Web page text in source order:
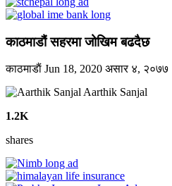
काठमाडौं सहरमा जोखिम बढदैछ
काठमाडाैं Jun 18, 2020 असार ४, २०७७
Aarthik Sanjal
1.2K
shares